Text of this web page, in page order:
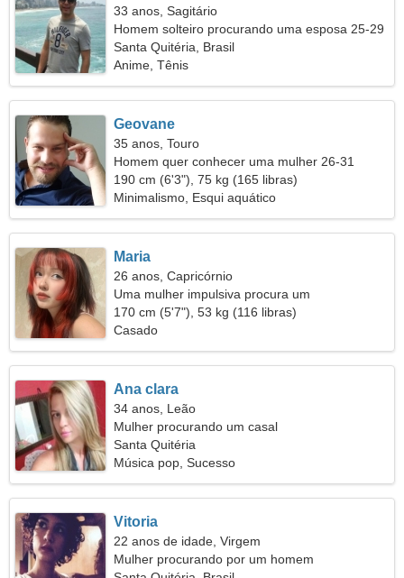
33 anos, Sagitário
Homem solteiro procurando uma esposa 25-29
Santa Quitéria, Brasil
Anime, Tênis
Geovane
35 anos, Touro
Homem quer conhecer uma mulher 26-31
190 cm (6'3"), 75 kg (165 libras)
Minimalismo, Esqui aquático
Maria
26 anos, Capricórnio
Uma mulher impulsiva procura um
relacionamento amoroso
170 cm (5'7"), 53 kg (116 libras)
Casado
Ana clara
34 anos, Leão
Mulher procurando um casal
Santa Quitéria
Música pop, Sucesso
Vitoria
22 anos de idade, Virgem
Mulher procurando por um homem